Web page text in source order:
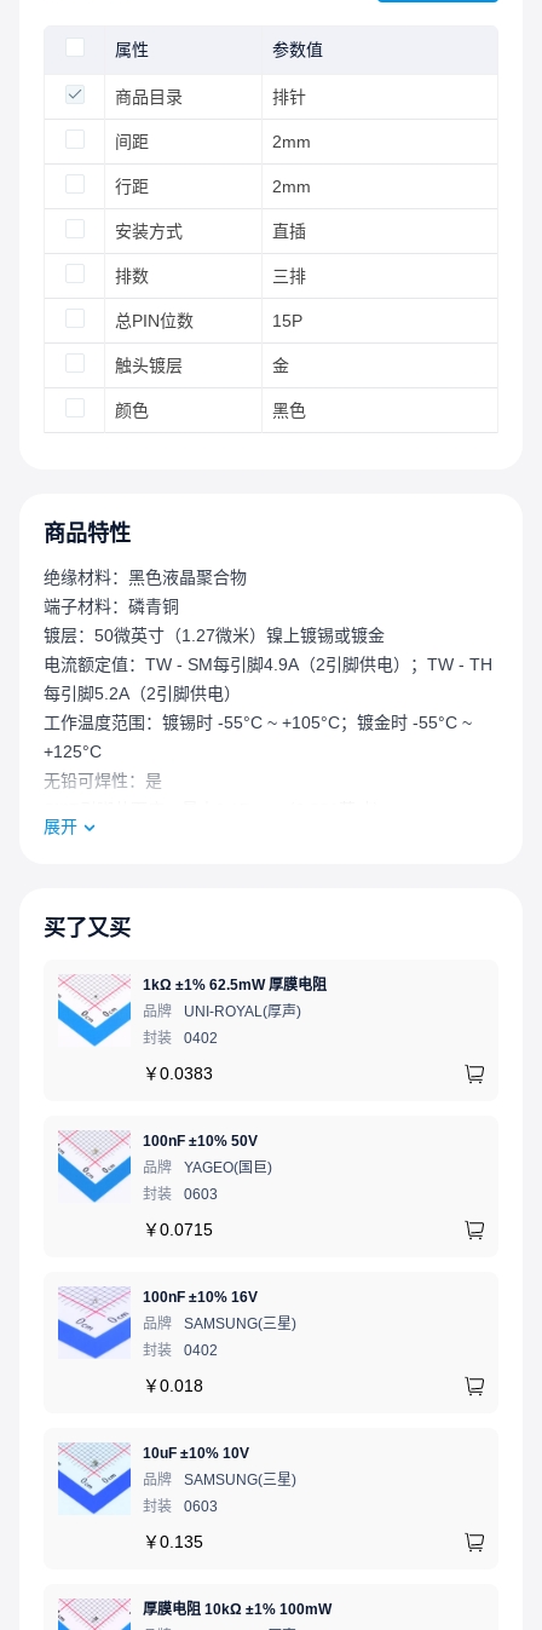
属性 参数值
商品目录 排针
间距 2mm
行距 2mm
安装方式 直插
排数 三排
总PIN位数 15P
触头镀层 金
颜色 黑色
商品特性
绝缘材料：黑色液晶聚合物
端子材料：磷青铜
镀层：50微英寸（1.27微米）镍上镀锡或镀金
电流额定值：TW - SM每引脚4.9A（2引脚供电）；TW - TH
每引脚5.2A（2引脚供电）
工作温度范围：镀锡时 -55°C ~ +105°C；镀金时 -55°C ~
+125°C
无铅可焊性：是
展开
买了又买
1kΩ ±1% 62.5mW 厚膜电阻
品牌
UNI-ROYAL(厚声)
封装
0402
￥0.0383
100nF ±10% 50V
品牌
YAGEO(国巨)
封装
0603
￥0.0715
100nF ±10% 16V
品牌
SAMSUNG(三星)
封装
0402
￥0.018
10uF ±10% 10V
品牌
SAMSUNG(三星)
封装
0603
￥0.135
厚膜电阻 10kΩ ±1% 100mW